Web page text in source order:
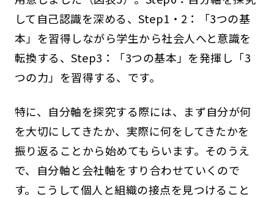
して自己認識を深める、Step1・2：「3つの基
本」を習得しながら学生から社会人へと意識を
転換する、Step3：「3つの基本」を発揮し「3
つの力」を習得する、です。
特に、自分軸を探究する際には、まず自分が何
を大切にしてきたか、実際に何をしてきたかを
振り返ることから始めてもらいます。そのうえ
で、自分軸と会社軸をすり合わせていくので
す。こうして個人と組織の接点を見つけること